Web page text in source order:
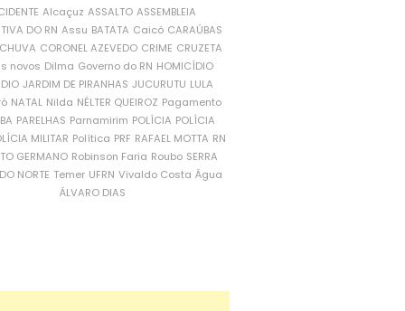
Alcaçuz ASSALTO ASSEMBLEIA
DO RN Assu BATATA Caicó CARAÚBAS
CORONEL AZEVEDO CRIME CRUZETA
novos Dilma Governo do RN HOMICÍDIO
JARDIM DE PIRANHAS JUCURUTU LULA
NATAL Nilda NÉLTER QUEIROZ Pagamento
PARELHAS Parnamirim POLÍCIA POLÍCIA
MILITAR Política PRF RAFAEL MOTTA RN
GERMANO Robinson Faria Roubo SERRA
NORTE Temer UFRN Vivaldo Costa Água
ÁLVARO DIAS